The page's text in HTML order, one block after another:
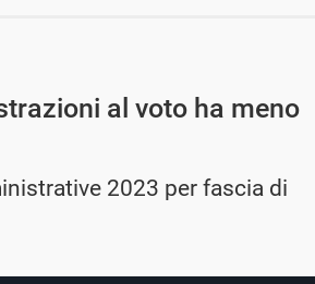
al voto ha meno
2023 per fascia di